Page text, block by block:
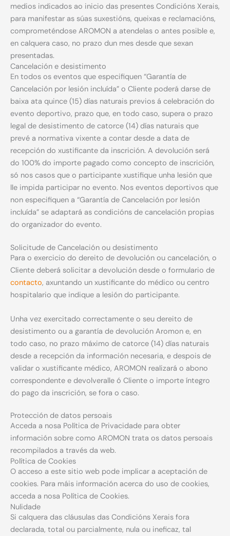
medios indicados ao inicio das presentes Condicións Xerais,
para manifestar as súas suxestións, queixas e reclamacións,
comprometéndose AROMON a atendelas o antes posible e,
en calquera caso, no prazo dun mes desde que sexan
presentadas.
Cancelación e desistimento
En todos os eventos que especifiquen “Garantía de
Cancelación por lesión incluída” o Cliente poderá darse de
baixa ata quince (15) días naturais previos á celebración do
evento deportivo, prazo que, en todo caso, supera o prazo
legal de desistimento de catorce (14) días naturais que
prevé a normativa vixente a contar desde a data de
recepción do xustificante da inscrición. A devolución será
do 100% do importe pagado como concepto de inscrición,
só nos casos que o participante xustifique unha lesión que
lle impida participar no evento. Nos eventos deportivos que
non especifiquen a “Garantía de Cancelación por lesión
incluída” se adaptará as condicións de cancelación propias
do organizador do evento.
Solicitude de Cancelación ou desistimento
Para o exercicio do dereito de devolución ou cancelación, o
Cliente deberá solicitar a devolución desde o formulario de
contacto, axuntando un xustificante do médico ou centro
hospitalario que indique a lesión do participante.
Unha vez exercitado correctamente o seu dereito de
desistimento ou a garantía de devolución Aromon e, en
todo caso, no prazo máximo de catorce (14) días naturais
desde a recepción da información necesaria, e despois de
validar o xustificante médico, AROMON realizará o abono
correspondente e devolveralle ó Cliente o importe íntegro
do pago da inscrición, se fora o caso.
Protección de datos persoais
Acceda a nosa Política de Privacidade para obter
información sobre como AROMON trata os datos persoais
recompilados a través da web.
Política de Cookies
O acceso a este sitio web pode implicar a aceptación de
cookies. Para máis información acerca do uso de cookies,
acceda a nosa Política de Cookies.
Nulidade
Si calquera das cláusulas das Condicións Xerais fora
declarada, total ou parcialmente, nula ou ineficaz, tal